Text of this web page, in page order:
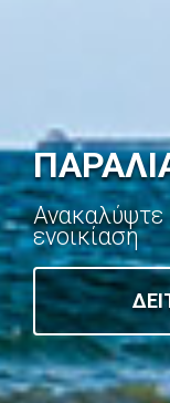
Ανακαλύψτε
ενοικίαση